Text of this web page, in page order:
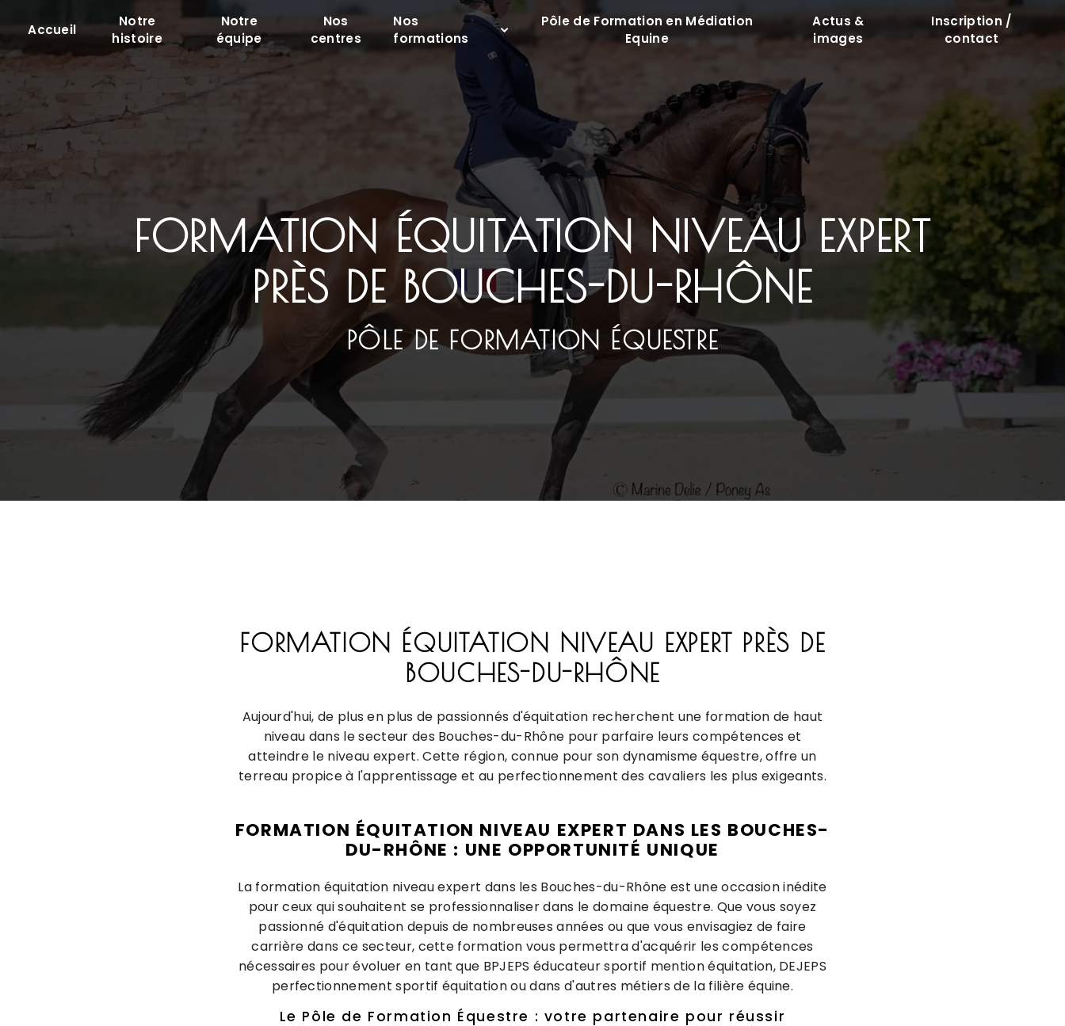
Accueil
Notre
histoire
Notre
équipe
Nos
centres
Nos
formations
Pôle de Formation en Médiation
Equine
Actus &
images
Inscription /
contact
FORMATION ÉQUITATION NIVEAU EXPERT
PRÈS DE BOUCHES-DU-RHÔNE
PÔLE DE FORMATION ÉQUESTRE
FORMATION ÉQUITATION NIVEAU EXPERT PRÈS DE
BOUCHES-DU-RHÔNE
Aujourd'hui, de plus en plus de passionnés d'équitation recherchent une formation de haut
niveau dans le secteur des Bouches-du-Rhône pour parfaire leurs compétences et
atteindre le niveau expert. Cette région, connue pour son dynamisme équestre, offre un
terreau propice à l'apprentissage et au perfectionnement des cavaliers les plus exigeants.
FORMATION ÉQUITATION NIVEAU EXPERT DANS LES BOUCHES-
DU-RHÔNE : UNE OPPORTUNITÉ UNIQUE
La formation équitation niveau expert dans les Bouches-du-Rhône est une occasion inédite
pour ceux qui souhaitent se professionnaliser dans le domaine équestre. Que vous soyez
passionné d'équitation depuis de nombreuses années ou que vous envisagiez de faire
carrière dans ce secteur, cette formation vous permettra d'acquérir les compétences
nécessaires pour évoluer en tant que BPJEPS éducateur sportif mention équitation, DEJEPS
perfectionnement sportif équitation ou dans d'autres métiers de la filière équine.
Le Pôle de Formation Équestre : votre partenaire pour réussir